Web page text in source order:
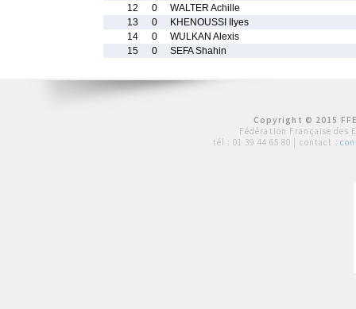
12
0
WALTER Achille
13
0
KHENOUSSI Ilyes
14
0
WULKAN Alexis
15
0 SEFA Shahin
Copyright © 2015
Fédération Française des
tél : 01 39 44 65 80 | contact :